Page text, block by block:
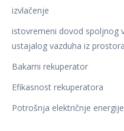
izvlačenje
istovremeni dovod spoljnog
ustajalog vazduha iz prostora
Bakarni rekuperator
Efikasnost rekuperatora
Potrošnja električnje energije